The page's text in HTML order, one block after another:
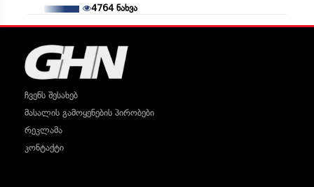
4764ნახვა
ჩვენს შესახებ
მასალის გამოყენების პირობები
რეკლამა
კონტაქტი